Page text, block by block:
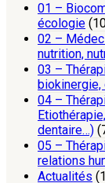
01 –
écologie
02 –
nutrition,
03 –
04 –
dentaire…)
05 –
relations
Actualités